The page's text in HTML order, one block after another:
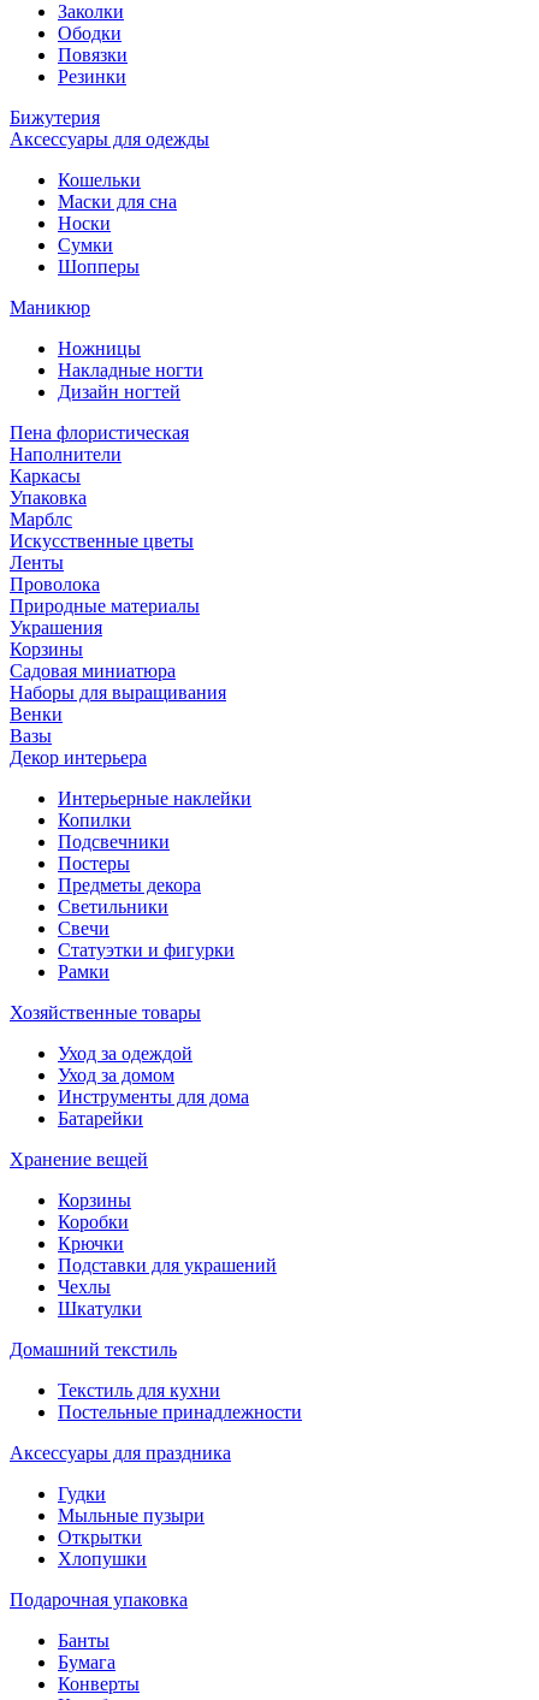
Заколки
Ободки
Повязки
Резинки
Бижутерия
Аксессуары для одежды
Кошельки
Маски для сна
Носки
Сумки
Шопперы
Маникюр
Ножницы
Накладные ногти
Дизайн ногтей
Пена флористическая
Наполнители
Каркасы
Упаковка
Марблс
Искусственные цветы
Ленты
Проволока
Природные материалы
Украшения
Корзины
Садовая миниатюра
Наборы для выращивания
Венки
Вазы
Декор интерьера
Интерьерные наклейки
Копилки
Подсвечники
Постеры
Предметы декора
Светильники
Свечи
Статуэтки и фигурки
Рамки
Хозяйственные товары
Уход за одеждой
Уход за домом
Инструменты для дома
Батарейки
Хранение вещей
Корзины
Коробки
Крючки
Подставки для украшений
Чехлы
Шкатулки
Домашний текстиль
Текстиль для кухни
Постельные принадлежности
Аксессуары для праздника
Гудки
Мыльные пузыри
Открытки
Хлопушки
Подарочная упаковка
Банты
Бумага
Конверты